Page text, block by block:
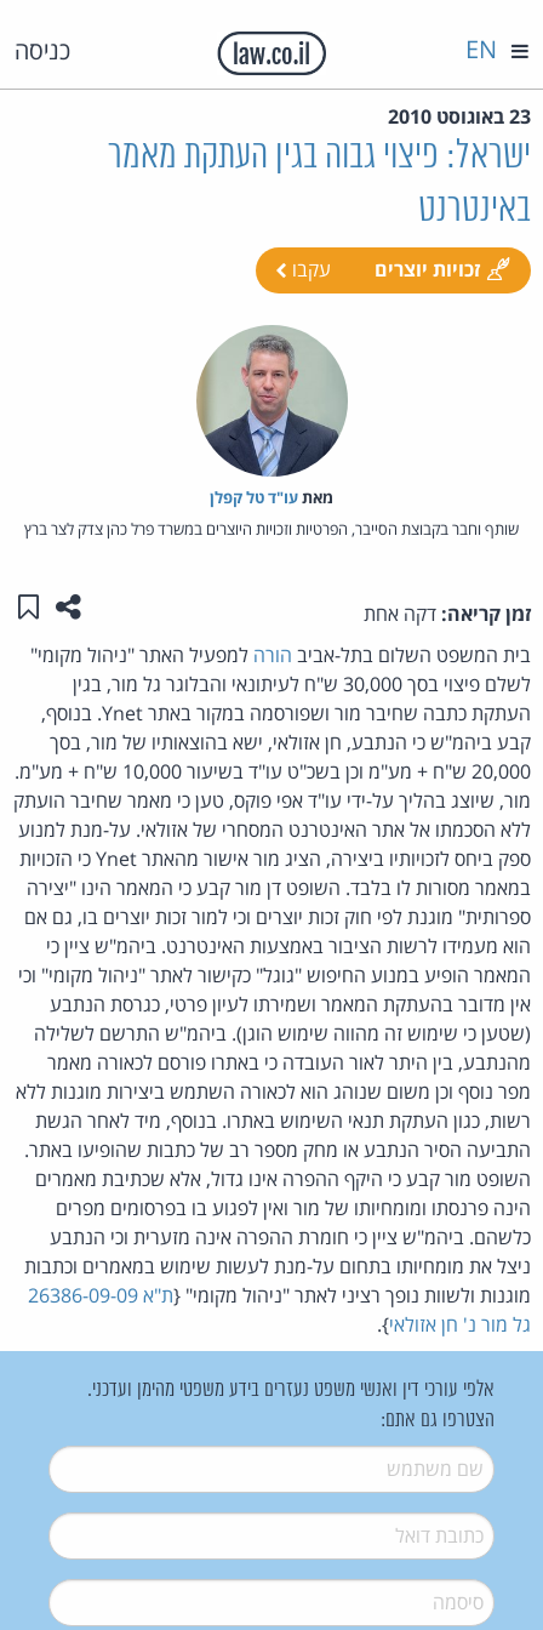
כניסה EN
23 באוגוסט 2010
ישראל: פיצוי גבוה בגין העתקת מאמר
באינטרנט
זכויות יוצרים עקבו
מאת‏עו"ד טל קפלן
שותף וחבר בקבוצת הסייבר, הפרטיות וזכויות היוצרים במשרד פרל כהן צדק לצר ברץ
זמן קריאה: דקה אחת שתפו
בית המשפט השלום בתל-אביב הורה למפעיל האתר "ניהול מקומי"
לשלם פיצוי בסך 30,000 ש"ח לעיתונאי והבלוגר גל מור, בגין
העתקת כתבה שחיבר מור ושפורסמה במקור באתר Ynet. בנוסף,
קבע ביהמ"ש כי הנתבע, חן אזולאי, ישא בהוצאותיו של מור, בסך
20,000 ש"ח + מע"מ וכן בשכ"ט עו"ד בשיעור 10,000 ש"ח + מע"מ.
מור, שיוצג בהליך על-ידי עו"ד אפי פוקס, טען כי מאמר שחיבר הועתק
ללא הסכמתו אל אתר האינטרנט המסחרי של אזולאי. על-מנת למנוע
ספק ביחס לזכויותיו ביצירה, הציג מור אישור מהאתר Ynet כי הזכויות
במאמר מסורות לו בלבד. השופט דן מור קבע כי המאמר הינו "יצירה
ספרותית" מוגנת לפי חוק זכות יוצרים וכי למור זכות יוצרים בו, גם אם
הוא מעמידו לרשות הציבור באמצעות האינטרנט. ביהמ"ש ציין כי
המאמר הופיע במנוע החיפוש "גוגל" כקישור לאתר "ניהול מקומי" וכי
אין מדובר בהעתקת המאמר ושמירתו לעיון פרטי, כגרסת הנתבע
(שטען כי שימוש זה מהווה שימוש הוגן). ביהמ"ש התרשם לשלילה
מהנתבע, בין היתר לאור העובדה כי באתרו פורסם לכאורה מאמר
מפר נוסף וכן משום שנוהג הוא לכאורה השתמש ביצירות מוגנות ללא
רשות, כגון העתקת תנאי השימוש באתרו. בנוסף, מיד לאחר הגשת
התביעה הסיר הנתבע או מחק מספר רב של כתבות שהופיעו באתר.
השופט מור קבע כי היקף ההפרה אינו גדול, אלא שכתיבת מאמרים
הינה פרנסתו ומומחיותו של מור ואין לפגוע בו בפרסומים מפרים
כלשהם. ביהמ"ש ציין כי חומרת ההפרה אינה מזערית וכי הנתבע
ניצל את מומחיותו בתחום על-מנת לעשות שימוש במאמרים וכתבות
מוגנות ולשוות נופך רציני לאתר "ניהול מקומי" {
ת"א 26386-09-09
גל מור נ' חן אזולאי}.
אלפי עורכי דין ואנשי משפט נעזרים בידע משפטי מהימן ועדכני.
הצטרפו גם אתם:
שם משתמש*
דואל*
סיסמה*